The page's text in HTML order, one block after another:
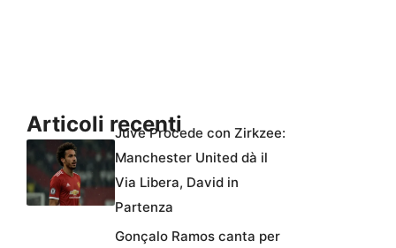
Articoli recentiJuve Procede con Zirkzee:
Manchester United dà il
Via Libera, David in
Partenza
Gonçalo Ramos canta per